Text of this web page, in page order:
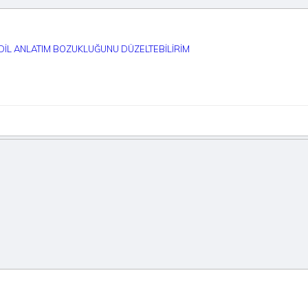
ANLATIM BOZUKLUĞUNU DÜZELTEBİLİRİM